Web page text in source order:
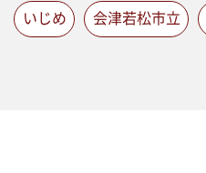
いじめ 会津若松市立